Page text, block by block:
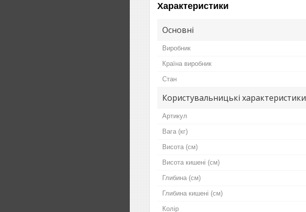
Характеристики
Основні
Виробник
Країна виробник
Стан
Користувальницькі характеристики
Артикул
Вага (кг)
Висота (см)
Висота кишені (см)
Глибина (см)
Глибина кишені (см)
Колір